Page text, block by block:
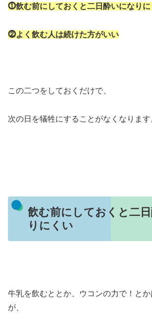
⓵飲む前にしておくと二日酔いになりに
⓶よく飲む人は続けた方がいい
この二つをしておくだけで、
次の日を犠牲にすることがなくなります
飲む前にしておくと二
りにくい
牛乳を飲むととか、ウコンの力で！と
が、